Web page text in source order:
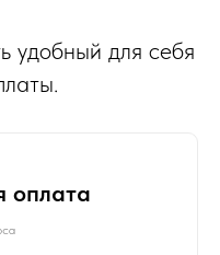
удобный для себя
оплата